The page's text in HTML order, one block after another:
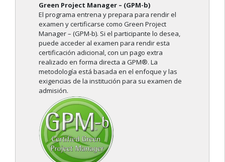
Green Project Manager – (GPM-b)
El programa entrena y prepara para rendir el
examen y certificarse como Green Project
Manager – (GPM-b). Si el participante lo desea,
puede acceder al examen para rendir esta
certificación adicional, con un pago extra
realizado en forma directa a GPM®. La
metodología está basada en el enfoque y las
exigencias de la institución para su examen de
admisión.